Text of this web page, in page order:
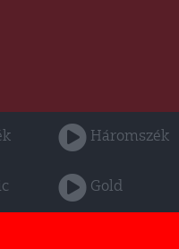
Háromszék
Gold